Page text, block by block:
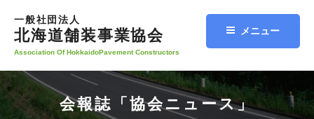
ツ
へ
ス
一般社団法人
北海道舗装事業協会
Association Of HokkaidoPavement Constructors
メニュー
会報誌「協会ニュース」